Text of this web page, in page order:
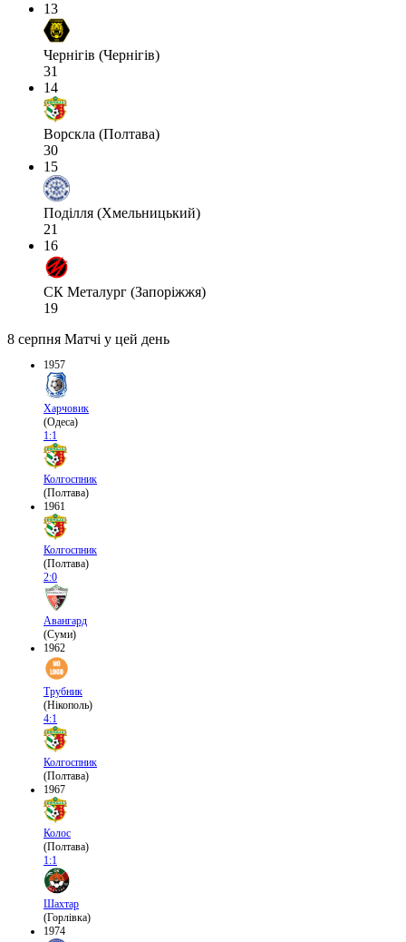
13
Чернігів (Чернігів)
31
14
Ворскла (Полтава)
30
15
Поділля (Хмельницький)
21
16
СК Металург (Запоріжжя)
19
8 серпня Матчі у цей день
1957
Харчовик
(Одеса)
1:1
Колгоспник
(Полтава)
1961
Колгоспник
(Полтава)
2:0
Авангард
(Суми)
1962
Трубник
(Нікополь)
4:1
Колгоспник
(Полтава)
1967
Колос
(Полтава)
1:1
Шахтар
(Горлівка)
1974